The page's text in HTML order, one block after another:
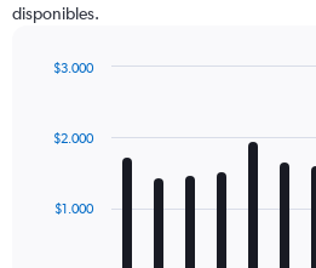
disponibles.
with
12
The
$1.000
$2.000
$3.000